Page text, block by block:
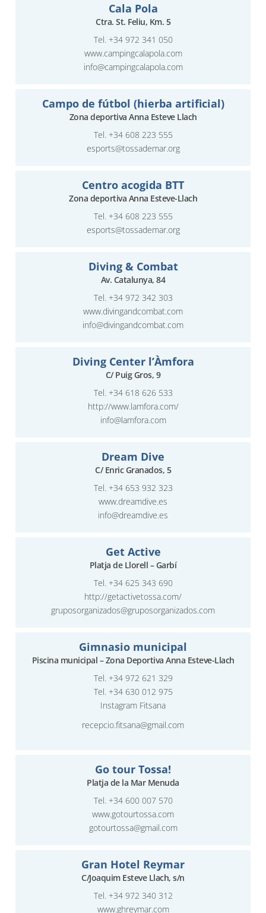
Cala Pola
Ctra. St. Feliu, Km. 5
Tel. +34 972 341 050
www.campingcalapola.com
info@campingcalapola.com
Campo de fútbol (hierba artificial)
Zona deportiva Anna Esteve Llach
Tel. +34 608 223 555
esports@tossademar.org
Centro acogida BTT
Zona deportiva Anna Esteve-Llach
Tel. +34 608 223 555
esports@tossademar.org
Diving & Combat
Av. Catalunya, 84
Tel. +34 972 342 303
www.divingandcombat.com
info@divingandcombat.com
Diving Center l’Àmfora
C/ Puig Gros, 9
Tel. +34 618 626 533
http://www.lamfora.com/
info@lamfora.com
Dream Dive
C/ Enric Granados, 5
Tel. +34 653 932 323
www.dreamdive.es
info@dreamdive.es
Get Active
Platja de Llorell – Garbí
Tel. +34 625 343 690
http://getactivetossa.com/
gruposorganizados@gruposorganizados.com
Gimnasio municipal
Piscina municipal – Zona Deportiva Anna Esteve-Llach
Tel. +34 972 621 329
Tel. +34 630 012 975
Instagram Fitsana
recepcio.fitsana@gmail.com
Go tour Tossa!
Platja de la Mar Menuda
Tel. +34 600 007 570
www.gotourtossa.com
gotourtossa@gmail.com
Gran Hotel Reymar
C/Joaquim Esteve Llach, s/n
Tel. +34 972 340 312
www.ghreymar.com